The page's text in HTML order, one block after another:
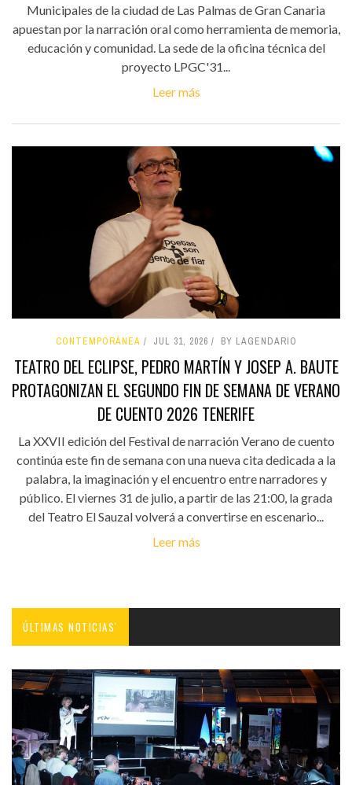
Municipales de la ciudad de Las Palmas de Gran Canaria
apuestan por la narración oral como herramienta de memoria,
educación y comunidad. La sede de la oficina técnica del
proyecto LPGC'31...
Leer más
CONTEMPORÁNEA JUL 31, 2026 BY LAGENDARIO
TEATRO DEL ECLIPSE, PEDRO MARTÍN Y JOSEP A. BAUTE
PROTAGONIZAN EL SEGUNDO FIN DE SEMANA DE VERANO
DE CUENTO 2026 TENERIFE
La XXVII edición del Festival de narración Verano de cuento
continúa este fin de semana con una nueva cita dedicada a la
palabra, la imaginación y el encuentro entre narradores y
público. El viernes 31 de julio, a partir de las 21:00, la grada
del Teatro El Sauzal volverá a convertirse en escenario...
Leer más
ÚLTIMAS NOTICIAS'